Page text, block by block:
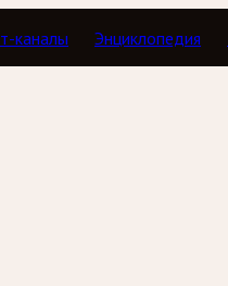
каналы Энциклопедия